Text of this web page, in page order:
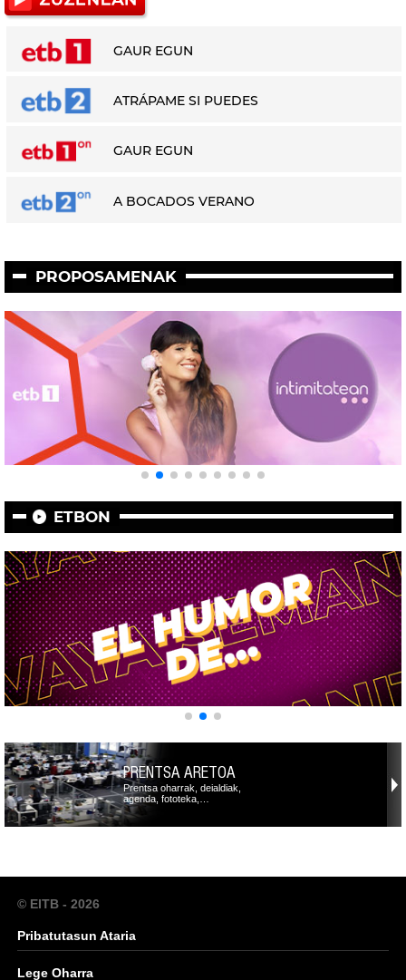
GAUR EGUN
ATRÁPAME SI PUEDES
GAUR EGUN
A BOCADOS VERANO
PROPOSAMENAK
ETBON
PRENTSA ARETOA
Prentsa oharrak, deialdiak,
agenda, fototeka,…
© EITB - 2026
Pribatutasun Ataria
Lege Oharra